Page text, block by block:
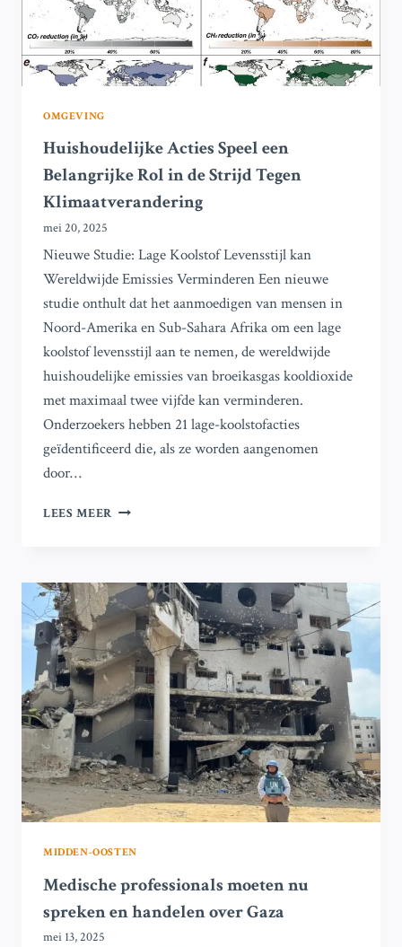
OMGEVING
Huishoudelijke Acties Speel een
Belangrijke Rol in de Strijd Tegen
Klimaatverandering
mei 20, 2025
Nieuwe Studie: Lage Koolstof Levensstijl kan
Wereldwijde Emissies Verminderen Een nieuwe
studie onthult dat het aanmoedigen van mensen in
Noord-Amerika en Sub-Sahara Afrika om een lage
koolstof levensstijl aan te nemen, de wereldwijde
huishoudelijke emissies van broeikasgas kooldioxide
met maximaal twee vijfde kan verminderen.
Onderzoekers hebben 21 lage-koolstofacties
geïdentificeerd die, als ze worden aangenomen
door…
LEES MEER HUISHOUDELIJKE
BELANGRIJKE
ROL
IN
DE
STRIJD
TEGEN
KLIMAATVERANDERING
MIDDEN-OOSTEN
Medische professionals moeten nu
spreken en handelen over Gaza
mei 13, 2025